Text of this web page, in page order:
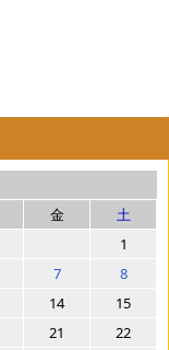
金
土
1
7
8
14
15
21
22